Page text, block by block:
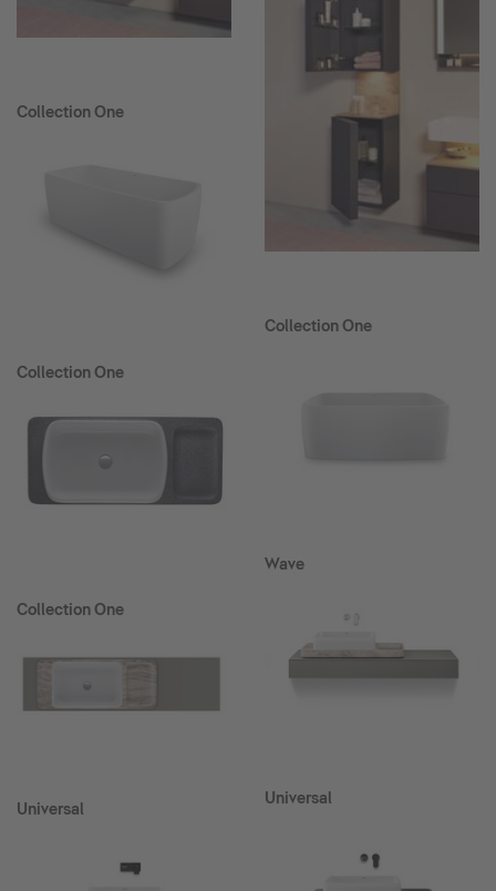
Collection One
Collection One
Collection One
Universal
Collection One
Wave
Universal